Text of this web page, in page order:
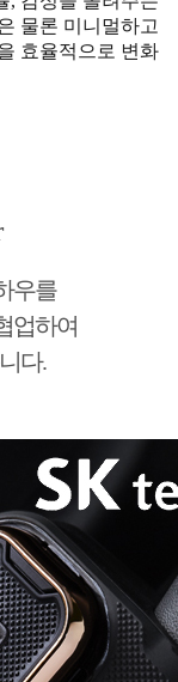
물론 미니멀하고
효율적으로 변화
우를
업하여
다.